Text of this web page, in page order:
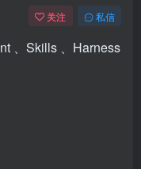
关注 私信
、Skills 、Harness